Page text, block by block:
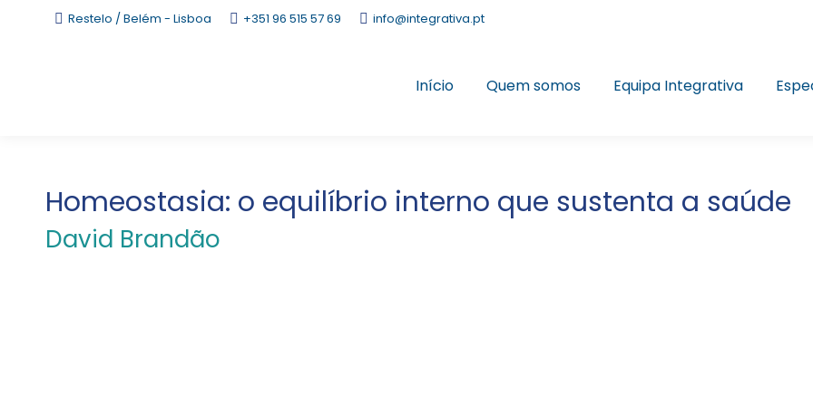
Restelo / Belém - Lisboa +351 96 515 57 69 info@integrativa.pt
Início Quem somos Equipa Integrativa
Homeostasia: o equilíbrio interno que sustenta a saúde
David Brandão